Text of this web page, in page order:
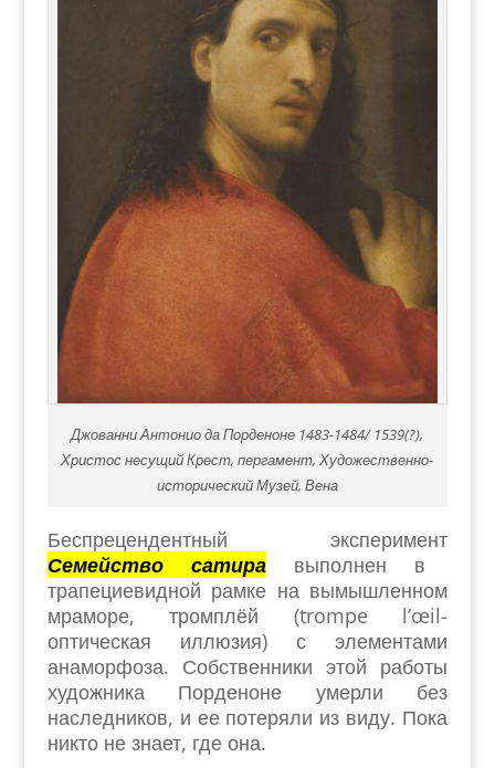
Джованни Антонио да Порденоне 1483-1484/ 1539(?),
Христос несущий Крест, пергамент, Художественно-
исторический Музей, Вена
Беспрецендентный эксперимент
Семейство сатиравыполнен в
трапециевидной рамке на вымышленном
мраморе, тромплёй (trompe l’œil-
оптическая иллюзия) с элементами
анаморфоза. Собственники этой работы
художника Порденоне умерли без
наследников, и ее потеряли из виду. Пока
никто не знает, где она.